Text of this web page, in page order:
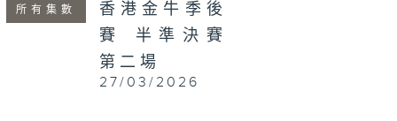
所有集數
香港金牛季後
賽 半準決賽
第二場
27/03/2026